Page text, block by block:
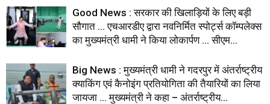
Good News : सरकार की खिलाड़ियों के लिए बड़ी
सौगात … एचआरडीए द्वारा नवनिर्मित स्पोर्ट्स कॉम्पलेक्स
का मुख्यमंत्री धामी ने किया लोकार्पण … सीएम...
Big News : मुख्यमंत्री धामी ने गदरपुर में अंतर्राष्ट्रीय
क्याकिंग एवं कैनोइंग प्रतियोगिता की तैयारियों का लिया
जायजा … मुख्यमंत्री ने कहा – अंतर्राष्ट्रीय...